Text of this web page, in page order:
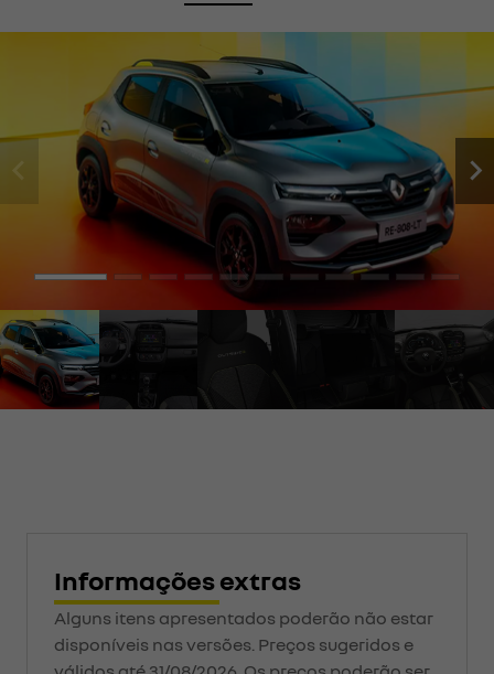
Informações extras
Alguns itens apresentados poderão não estar
disponíveis nas versões. Preços sugeridos e